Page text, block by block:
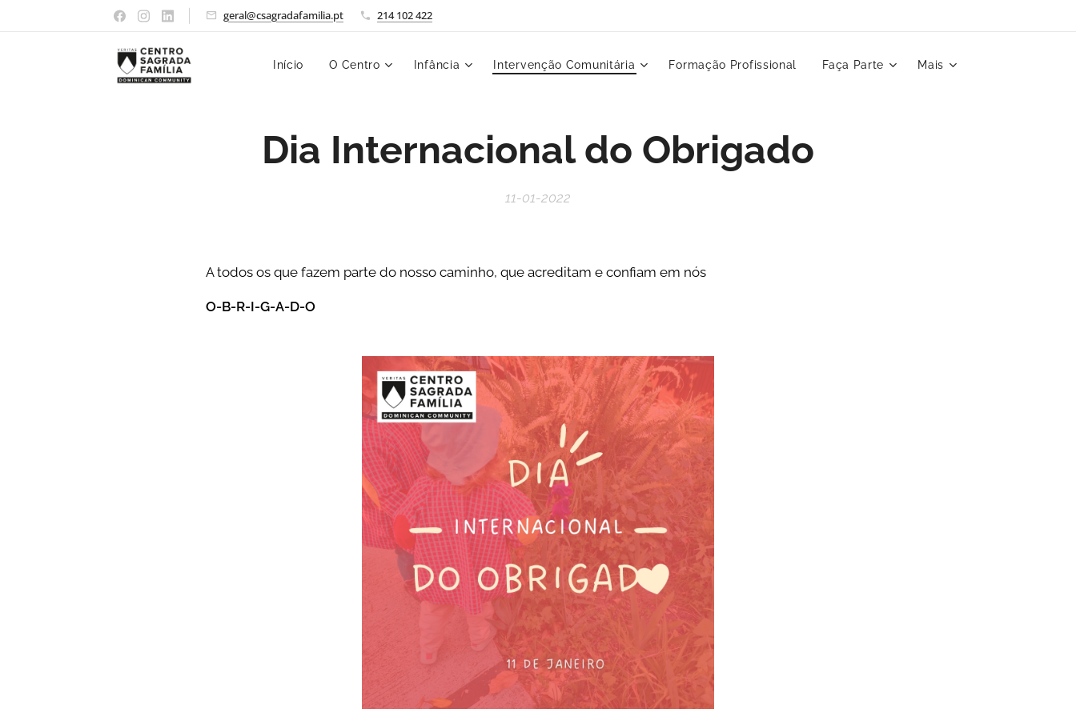
geral@csagradafamilia.pt 214 102 422
Início O Centro Infância Intervenção Comunitária Formação Profissional Faça Parte Mais
Dia Internacional do Obrigado
11-01-2022
A todos os que fazem parte do nosso caminho, que acreditam e confiam em nós
O-B-R-I-G-A-D-O